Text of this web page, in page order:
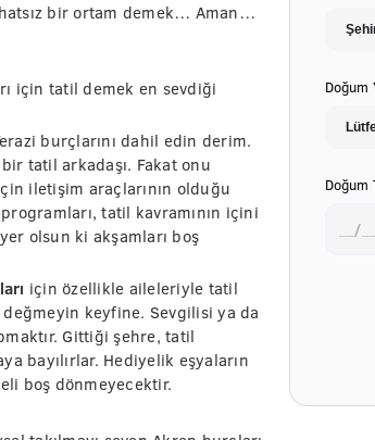
bir ortam demek… Aman…
için tatil demek en sevdiği
burçlarını dahil edin derim.
tatil arkadaşı. Fakat onu
iletişim araçlarının olduğu
tatil kavramının içini
olsun ki akşamları boş
için özellikle aileleriyle tatil
keyfine. Sevgilisi ya da
Gittiği şehre, tatil
bayılırlar. Hediyelik eşyaların
boş dönmeyecektir.
Doğum
Doğum